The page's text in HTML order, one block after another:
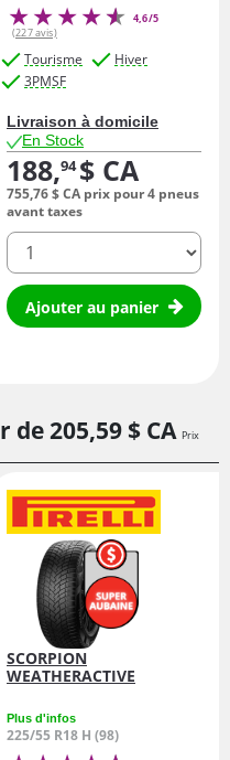
4,6/5
(227 avis)
Tourisme
Hiver
3PMSF
Livraison à domicile
En Stock
188,94$ CA
755,76$ CA prix pour 4 pneus
avant taxes
quantité
Ajouter au panier
de205,59 $ CA Prix
SCORPION
WEATHERACTIVE
Plus d'infos
225/55 R18 H (98)